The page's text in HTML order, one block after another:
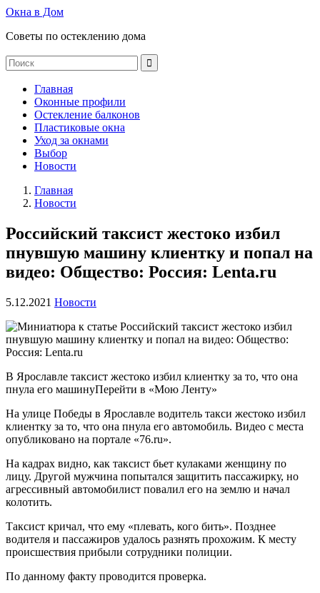
Окна в Дом
Советы по остеклению дома
Главная
Оконные профили
Остекление балконов
Пластиковые окна
Уход за окнами
Выбор
Новости
Главная
Новости
Российский таксист жестоко избил
пнувшую машину клиентку и попал на
видео: Общество: Россия: Lenta.ru
5.12.2021 Новости
В Ярославле таксист жестоко избил клиентку за то, что она
пнула его машинуПерейти в «Мою Ленту»
На улице Победы в Ярославле водитель такси жестоко избил
клиентку за то, что она пнула его автомобиль. Видео с места
опубликовано на портале «76.ru».
На кадрах видно, как таксист бьет кулаками женщину по
лицу. Другой мужчина попытался защитить пассажирку, но
агрессивный автомобилист повалил его на землю и начал
колотить.
Таксист кричал, что ему «плевать, кого бить». Позднее
водителя и пассажиров удалось разнять прохожим. К месту
происшествия прибыли сотрудники полиции.
По данному факту проводится проверка.